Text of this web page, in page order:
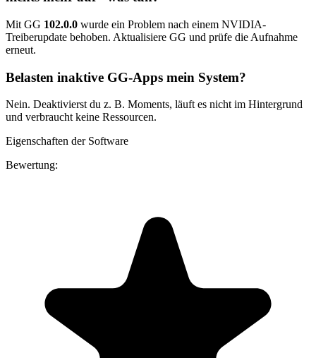
Mit GG 102.0.0 wurde ein Problem nach einem NVIDIA-
Treiberupdate behoben. Aktualisiere GG und prüfe die Aufnahme
erneut.
Belasten inaktive GG-Apps mein System?
Nein. Deaktivierst du z. B. Moments, läuft es nicht im Hintergrund
und verbraucht keine Ressourcen.
Eigenschaften der Software
Bewertung: